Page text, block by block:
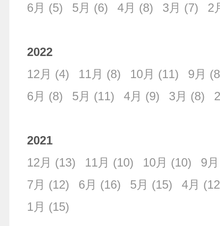
6月 (5) 5月 (6) 4月 (8) 3月 (7) 2
2022
12月 (4) 11月 (8) 10月 (11) 9月
6月 (8) 5月 (11) 4月 (9) 3月 (8)
2021
12月 (13) 11月 (10) 10月 (10) 9月
7月 (12) 6月 (16) 5月 (15) 4月
1月 (15)